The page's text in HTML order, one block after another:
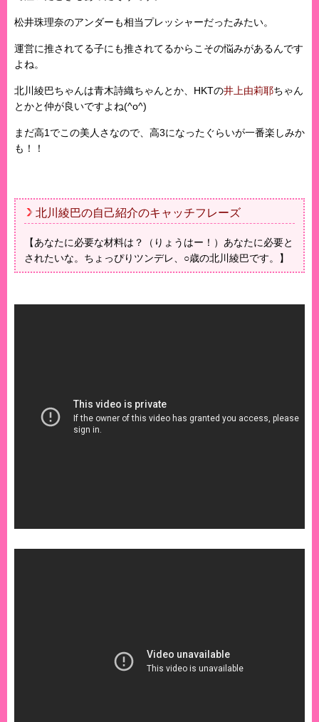
松井珠理奈のアンダーも相当プレッシャーだったみたい。
運営に推されてる子にも推されてるからこその悩みがあるんです
よね。
北川綾巴ちゃんは青木詩織ちゃんとか、HKTの井上由莉耶ちゃん
とかと仲が良いですよね(^o^)
まだ高1でこの美人さなので、高3になったぐらいが一番楽しみか
も！！
北川綾巴の自己紹介のキャッチフレーズ
【あなたに必要な材料は？（りょうはー！）あなたに必要と
されたいな。ちょっぴりツンデレ、○歳の北川綾巴です。】